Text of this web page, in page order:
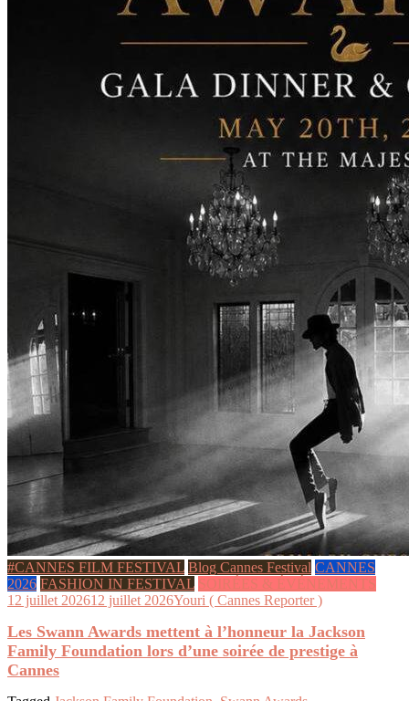
#CANNES FILM FESTIVAL Blog Cannes Festival CANNES
2026 FASHION IN FESTIVAL SOIRÉES & ÉVÉNEMENTS
12 juillet 202612 juillet 2026Youri ( Cannes Reporter )
Les Swann Awards mettent à l’honneur la Jackson
Family Foundation lors d’une soirée de prestige à
Cannes